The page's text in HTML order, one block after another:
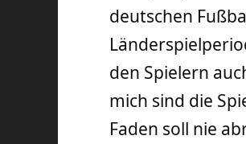
deutschen
den Spielern
mich sind die
Faden soll nie